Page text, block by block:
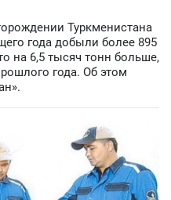
Туркменистана
года добыли более 895
на 6,5 тысяч тонн больше,
года. Об этом